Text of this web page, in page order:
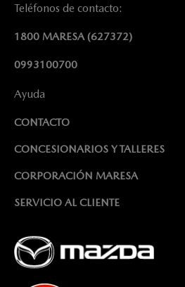
Teléfonos de contacto:
1800 MARESA(627372)
0993100700
Ayuda
CONTACTO
CONCESIONARIOS Y TALLERES
CORPORACIÓN MARESA
SERVICIO AL CLIENTE